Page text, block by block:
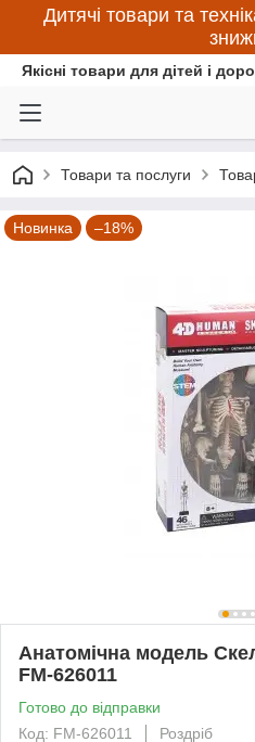
Дитячі товари та
Якісні товари для дітей і
Товари та послуги
Новинка –18%
Анатомічна модель
FM-626011
Готово до відправки
Код: FM-626011
Роздріб